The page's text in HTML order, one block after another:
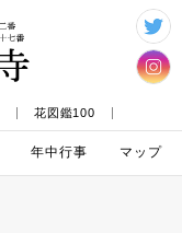
花図鑑100
年中行事 マップ